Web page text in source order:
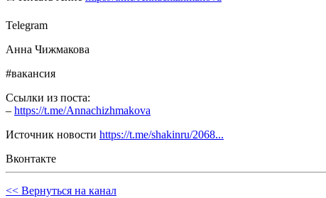
Telegram
Анна Чижмакова
#вакансия
Ссылки из поста:
– https://t.me/Annachizhmakova
Источник новости https://t.me/shakinru/2068...
Вконтакте
<< Вернуться на канал